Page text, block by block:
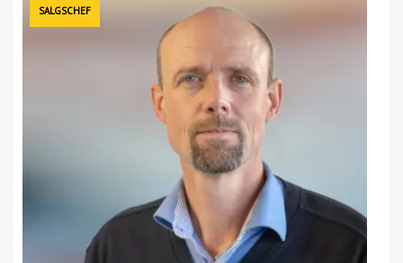
SALGSCHEF